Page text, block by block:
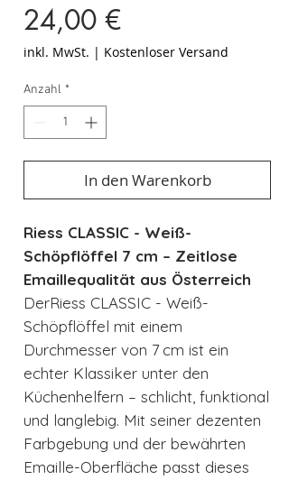
24,00 €Preis
inkl. MwSt. | Kostenloser Versand
Anzahl *
In den Warenkorb
Riess CLASSIC - Weiß-
Schöpflöffel 7 cm – Zeitlose
Emaillequalität aus Österreich
DerRiess CLASSIC - Weiß-
Schöpflöffel mit einem
Durchmesser von 7 cm ist ein
echter Klassiker unter den
Küchenhelfern – schlicht, funktional
und langlebig. Mit seiner dezenten
Farbgebung und der bewährten
Emaille-Oberfläche passt dieses